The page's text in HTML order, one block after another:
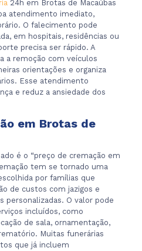
24h em Brotas de Macaúbas
atendimento imediato,
O falecimento pode
em hospitais, residências ou
precisa ser rápido. A
a remoção com veículos
orientações e organiza
Esse atendimento
e reduz a ansiedade dos
em Brotas de
é o “preço de cremação em
tem se tornado uma
por famílias que
de custos com jazigos e
personalizadas. O valor pode
incluídos, como
de sala, ornamentação,
Muitas funerárias
que já incluem